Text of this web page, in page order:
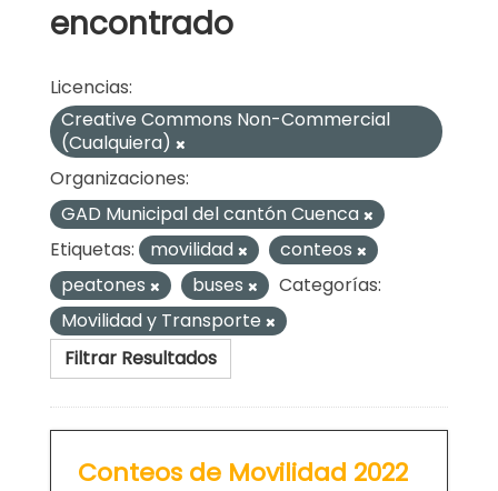
encontrado
Licencias:
Creative Commons Non-Commercial
(Cualquiera)
Organizaciones:
GAD Municipal del cantón Cuenca
Etiquetas:
movilidad
conteos
peatones
buses
Categorías:
Movilidad y Transporte
Filtrar Resultados
Conteos de Movilidad 2022